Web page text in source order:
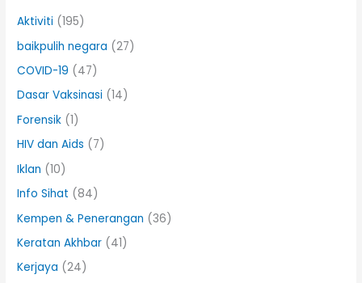
Aktiviti (195)
baikpulih negara (27)
COVID-19 (47)
Dasar Vaksinasi (14)
Forensik (1)
HIV dan Aids (7)
Iklan (10)
Info Sihat (84)
Kempen & Penerangan (36)
Keratan Akhbar (41)
Kerjaya (24)